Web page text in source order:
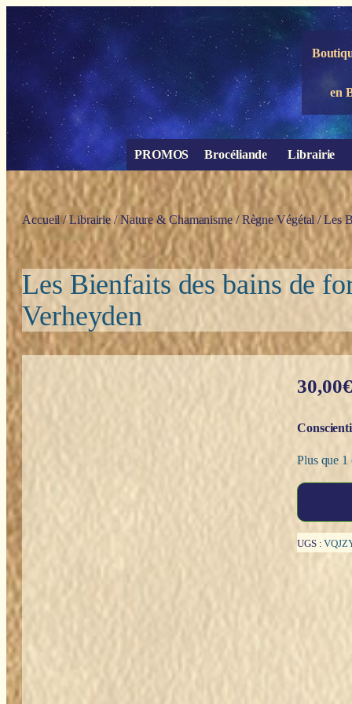
Panneau de gestion des cookies
en
PROMOS Brocéliande Librairie
Accueil /Librairie /Nature & Chamanisme/Règne Végétal / Les
Les Bienfaits des bains de
Verheyden
30,00€
Plus que 1
Bienfaits
des
UGS :